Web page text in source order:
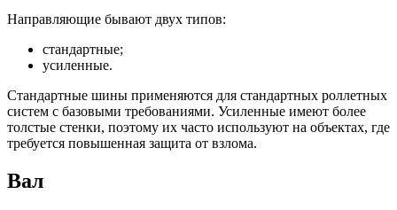
Направляющие бывают двух типов:
стандартные;
усиленные.
Стандартные шины применяются для стандартных роллетных
систем с базовыми требованиями. Усиленные имеют более
толстые стенки, поэтому их часто используют на объектах, где
требуется повышенная защита от взлома.
Вал